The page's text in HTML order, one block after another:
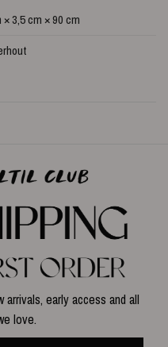
× 3,5 cm × 90 cm
early access and all
love.